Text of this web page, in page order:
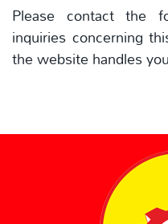
Please contact the
inquiries concerning
the website handles